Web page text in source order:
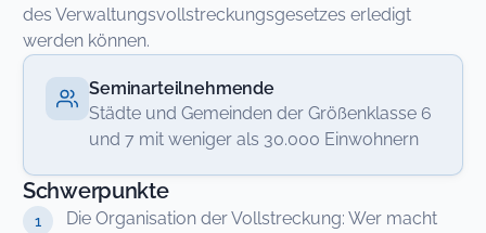
des Verwaltungsvollstreckungsgesetzes erledigt
werden können.
Seminarteilnehmende
Städte und Gemeinden der Größenklasse 6
und 7 mit weniger als 30.000 Einwohnern
Schwerpunkte
Die Organisation der Vollstreckung: Wer macht